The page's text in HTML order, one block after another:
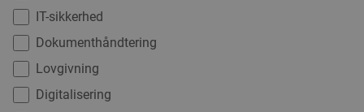
IT-sikkerhed
Dokumenthåndtering
Lovgivning
Digitalisering